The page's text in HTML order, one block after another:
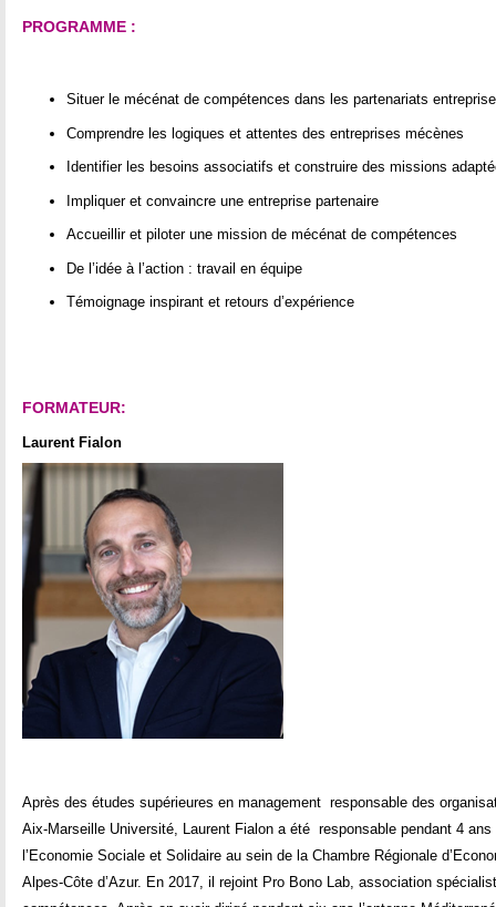
PROGRAMME :
Situer le mécénat de compétences dans les partenariats
Comprendre les logiques et attentes des entreprises mécènes
Identifier les besoins associatifs et construire des missions
Impliquer et convaincre une entreprise partenaire
Accueillir et piloter une mission de mécénat de compétences
De l’idée à l’action : travail en équipe
Témoignage inspirant et retours d’expérience
FORMATEUR:
Laurent Fialon
Après des études supérieures en management responsable des
Aix-Marseille Université, Laurent Fialon a été responsable pendant 4
l’Economie Sociale et Solidaire au sein de la Chambre Régionale
Alpes-Côte d’Azur. En 2017, il rejoint Pro Bono Lab, association